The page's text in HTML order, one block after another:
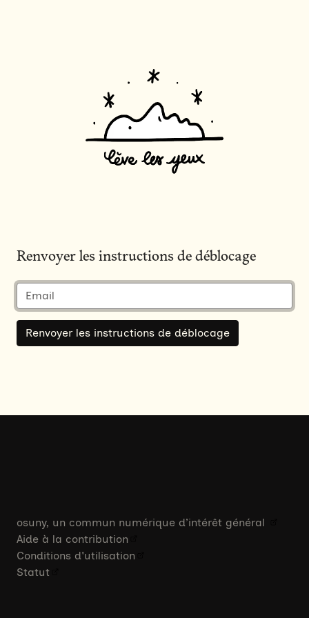
Renvoyer les instructions de déblocage
osuny, un commun numérique d’intérêt général
Aide à la contribution
Conditions d'utilisation
Statut